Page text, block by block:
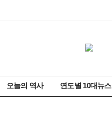
오늘의 역사 연도별 10대뉴스